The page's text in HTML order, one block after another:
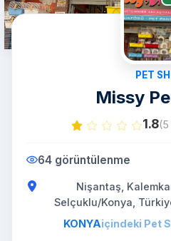
PET
Missy
1.8
64 görüntülenme
Nişantaş,
Selçuklu/Konya,
KONYAiçindeki Pet